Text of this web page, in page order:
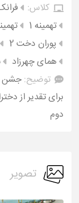
کلاس:
تهمینه 1
پوران دخت 2
همای چهرزاد
توضیح: جشن
برای تقدیر از
دوم
تصویر